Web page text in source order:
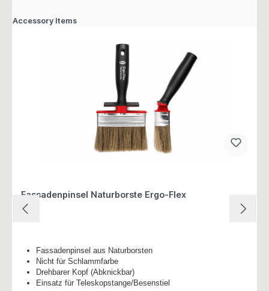
Accessory Items
Fassadenpinsel Naturborste Ergo-Flex
Fassadenpinsel aus Naturborsten
Nicht für Schlammfarbe
Drehbarer Kopf (Abknickbar)
Einsatz für Teleskopstange/Besenstiel